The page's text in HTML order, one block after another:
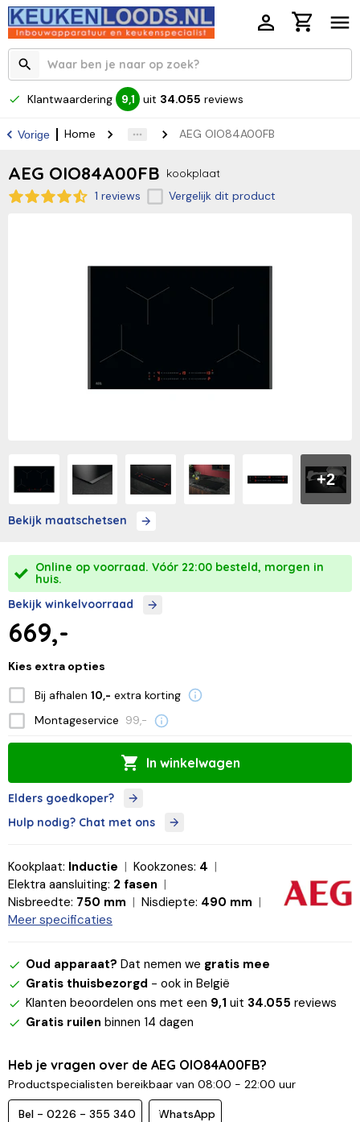
Klantwaardering 9,1 uit 34.055 reviews
Vorige Home AEG OIO84A00FB
AEG OIO84A00FB kookplaat
1 reviews
Vergelijk dit product
+2
Bekijk maatschetsen
Online op voorraad. Vóór 22:00 besteld, morgen in
huis.
Bekijk winkelvoorraad
669,-
Kies extra opties
Bij afhalen 10,- extra korting
Montageservice 99,-
In winkelwagen
Elders goedkoper?
Hulp nodig? Chat met ons
Kookplaat: Inductie Kookzones: 4
Elektra aansluiting: 2 fasen
Nisbreedte: 750 mm Nisdiepte: 490 mm
Meer specificaties
Oud apparaat? Dat nemen we gratis mee
Gratis thuisbezorgd - ook in België
Klanten beoordelen ons met een 9,1 uit 34.055 reviews
Gratis ruilen binnen 14 dagen
Heb je vragen over de AEG OIO84A00FB?
Productspecialisten bereikbaar van 08:00 - 22:00 uur
Bel - 0226 - 355 340 WhatsApp